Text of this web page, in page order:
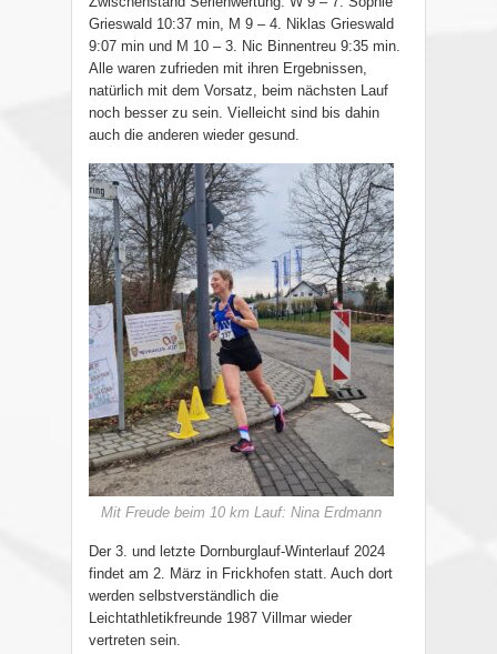
Grieswald 10:37 min, M 9 – 4. Niklas Grieswald
9:07 min und M 10 – 3. Nic Binnentreu 9:35 min.
Alle waren zufrieden mit ihren Ergebnissen,
natürlich mit dem Vorsatz, beim nächsten Lauf
noch besser zu sein. Vielleicht sind bis dahin
auch die anderen wieder gesund.
Mit Freude beim 10 km Lauf: Nina Erdmann
Der 3. und letzte Dornburglauf-Winterlauf 2024
findet am 2. März in Frickhofen statt. Auch dort
werden selbstverständlich die
Leichtathletikfreunde 1987 Villmar wieder
vertreten sein.